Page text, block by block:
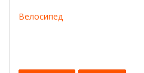
Велосипед